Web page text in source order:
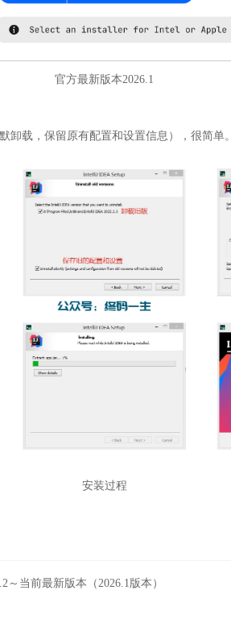
官方最新版本2026.1
卸载，保留原有配置和设置信息），很简单。
安装过程
当前最新版本（2026.1版本）